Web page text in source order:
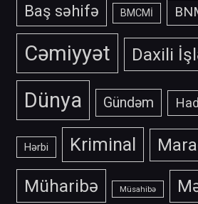
Baş səhifə BMCMİ
Cəmiyyət Daxili
Dünya Gündəm
Hərbi Kriminal
Müharibə Müsahibə